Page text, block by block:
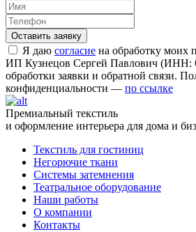
Я даю согласие на обработку моих
ИП Кузнецов Сергей Павлович (ИНН:
обработки заявки и обратной связи.
конфиденциальности — по ссылке
Премиальный текстиль
и оформление интерьера для дома и
Текстиль для гостиниц
Негорючие ткани
Системы затемнения
Театральное оборудование
Наши работы
О компании
Контакты